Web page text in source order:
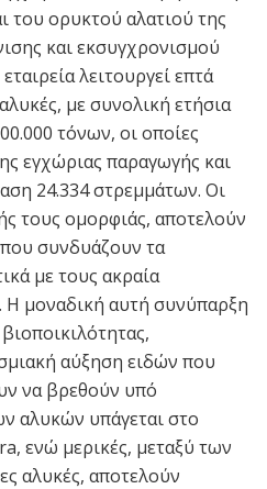
του ορυκτού αλατιού της
και εκσυγχρονισμού
λειτουργεί επτά
με συνολική ετήσια
τόνων, οι οποίες
εγχώριας παραγωγής και
24.334 στρεμμάτων. Οι
τους ομορφιάς, αποτελούν
συνδυάζουν τα
με τους ακραία
Η μοναδική αυτή συνύπαρξη
αύξηση ειδών που
να βρεθούν υπό
αλυκών υπάγεται στο
ενώ μερικές, μεταξύ των
αλυκές, αποτελούν